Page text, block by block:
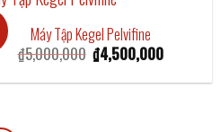
Máy Tập Kegel Pelvifine
₫5,000,000 Original
price
was:
₫4,500,000Current
is: